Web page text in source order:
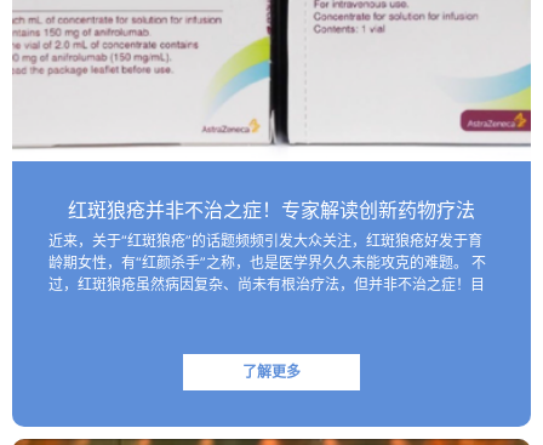
红斑狼疮并非不治之症！专家解读创新药物疗法
近来，关于“红斑狼疮”的话题频频引发大众关注，红斑狼疮好发于育
龄期女性，有“红颜杀手”之称，也是医学界久久未能攻克的难题。 不
过，红斑狼疮虽然病因复杂、尚未有根治疗法，但并非不治之症！目
了解更多